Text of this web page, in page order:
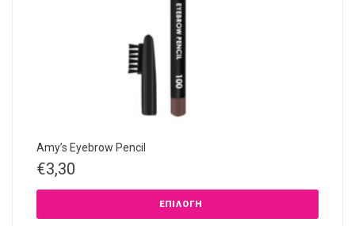
Amy’s Eyebrow Pencil
€3,30
ΕΠΙΛΟΓΉ